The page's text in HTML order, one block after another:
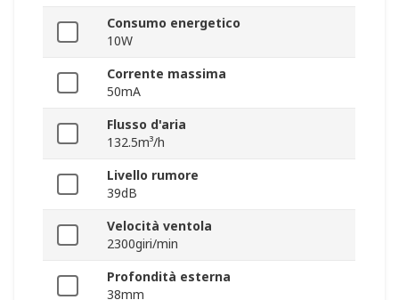
Consumo energetico
10W
Corrente massima
50mA
Flusso d'aria
132.5m³/h
Livello rumore
39dB
Velocità ventola
2300giri/min
Profondità esterna
38mm